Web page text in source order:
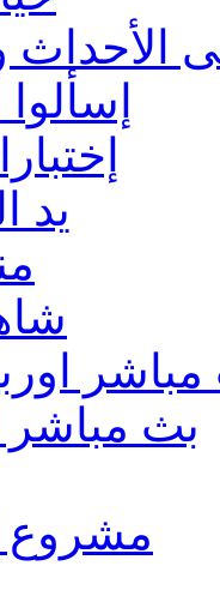
الأحداث
يد
بث مباشر
مشروع